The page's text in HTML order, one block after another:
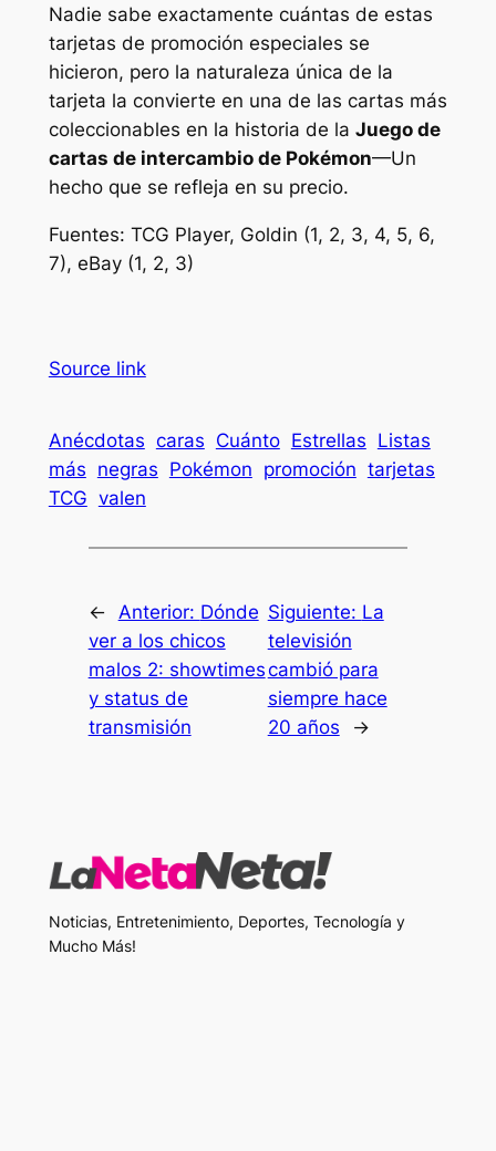
Nadie sabe exactamente cuántas de estas
tarjetas de promoción especiales se
hicieron, pero la naturaleza única de la
tarjeta la convierte en una de las cartas más
coleccionables en la historia de la Juego de
cartas de intercambio de Pokémon—Un
hecho que se refleja en su precio.
Fuentes: TCG Player, Goldin (1, 2, 3, 4, 5, 6,
7), eBay (1, 2, 3)
Source link
Anécdotas caras Cuánto Estrellas Listas
más negras Pokémon promoción tarjetas
TCG valen
← Anterior: Dónde
ver a los chicos
malos 2: showtimes
y status de
transmisión
Siguiente: La
televisión
cambió para
siempre hace
20 años
→
Noticias, Entretenimiento, Deportes, Tecnología y
Mucho Más!